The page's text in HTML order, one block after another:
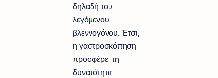
δηλαδή του
λεγόμενου
βλεννογόνου. Έτσι,
η γαστροσκόπηση
προσφέρει τη
δυνατότητα